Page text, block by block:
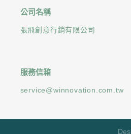
公司名稱
張飛創意行銷有限公司
服務信箱
service@winnovation.com.tw